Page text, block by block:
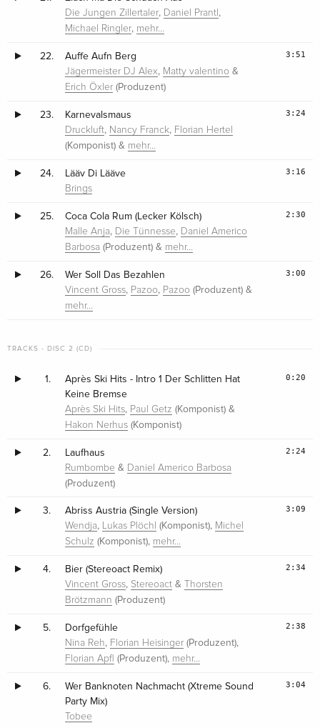
Die Jungen Zillertaler, Daniel Prantl ,
Michael Ringler, mehr…
22. Auffe Aufn Berg
Jägermeister DJ Alex, Matty valentino &
Erich Öxler (Produzent)
3:51
23. Karnevalsmaus
Druckluft, Nancy Franck, Florian Hertel
(Komponist) & mehr…
3:24
24. Lääv Di Lääve
Brings
3:16
25. Coca Cola Rum (Lecker Kölsch)
Malle Anja, Die Tünnesse, Daniel Americo
Barbosa (Produzent) & mehr…
2:30
26. Wer Soll Das Bezahlen
Vincent Gross, Pazoo, Pazoo (Produzent) &
mehr…
3:00
TRACKS - DISC 2 (CD)
1.
Après Ski Hits - Intro 1 Der Schlitten Hat
Keine Bremse
Après Ski Hits, Paul Getz (Komponist) &
Hakon Nerhus (Komponist)
0:20
2. Laufhaus
Rumbombe & Daniel Americo Barbosa
(Produzent)
2:24
3. Abriss Austria (Single Version)
Wendja, Lukas Plöchl (Komponist), Michel
Schulz (Komponist), mehr…
3:09
4. Bier (Stereoact Remix)
Vincent Gross, Stereoact & Thorsten
Brötzmann (Produzent)
2:34
5. Dorfgefühle
Nina Reh, Florian Heisinger (Produzent),
Florian Apfl (Produzent), mehr…
2:38
6.
Wer Banknoten Nachmacht (Xtreme Sound
Party Mix)
Tobee
3:04